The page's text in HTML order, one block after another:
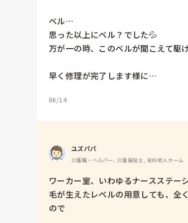
ベル…
思った以上にベル？でした💦
万が一の時、このベルが聞こえて駆
早く修理が完了します様に…
06/14
ユズパパ
介護職・ヘルパー, 介護福祉士, 有料老人ホーム
ワーカー室、いわゆるナースステー
毛が生えたレベルの用意しても、全
ので